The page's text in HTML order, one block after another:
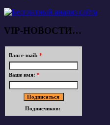
VIP-НОВОСТИ…
Ваш e-mail: *
Ваше имя: *
Подписчиков: